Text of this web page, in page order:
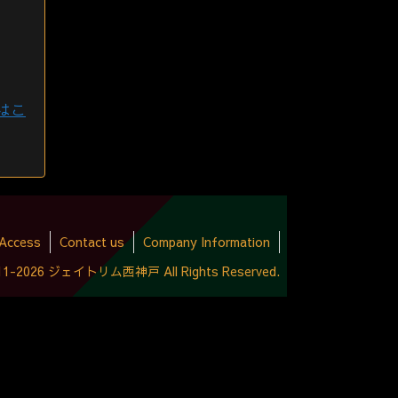
こ
Contact us
Company Information
2026 ジェイトリム西神戸 All Rights Reserved.